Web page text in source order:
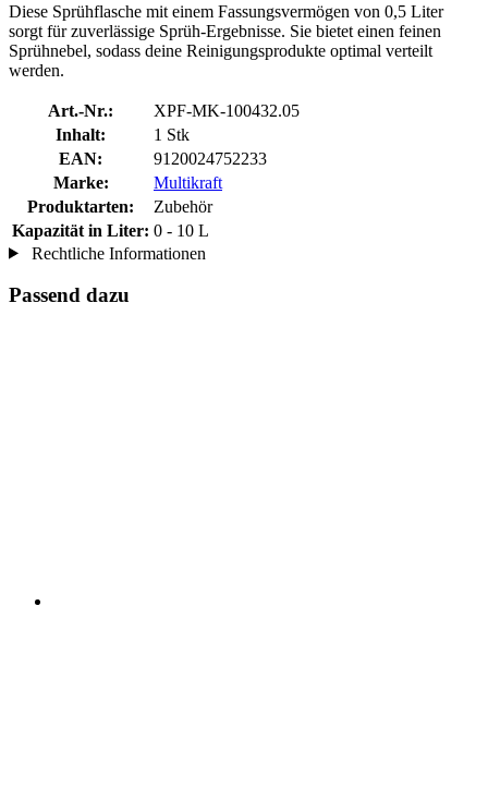
Diese Sprühflasche mit einem Fassungsvermögen von 0,5 Liter
sorgt für zuverlässige Sprüh-Ergebnisse. Sie bietet einen feinen
Sprühnebel, sodass deine Reinigungsprodukte optimal verteilt
werden.
Art.-Nr.:
XPF-MK-100432.05
Inhalt:
1 Stk
EAN:
9120024752233
Marke:
Multikraft
Produktarten:
Zubehör
Kapazität in Liter: 0 - 10 L
Rechtliche Informationen
Passend dazu